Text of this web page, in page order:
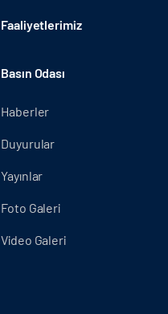
Faaliyetlerimiz
Basın Odası
Haberler
Duyurular
Yayınlar
Foto Galeri
Video Galeri